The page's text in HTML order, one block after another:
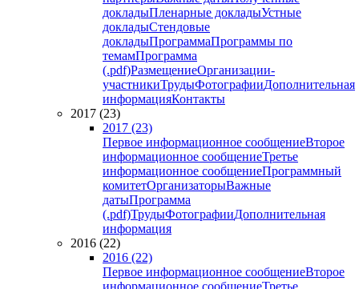
докладыПленарные докладыУстные
докладыСтендовые
докладыПрограммаПрограммы по
темамПрограмма
(.pdf)РазмещениеОрганизации-
участникиТрудыФотографииДополнительная
информацияКонтакты
2017 (23)
2017 (23)
Первое информационное сообщениеВторое
информационное сообщениеТретье
информационное сообщениеПрограммный
комитетОрганизаторыВажные
датыПрограмма
(.pdf)ТрудыФотографииДополнительная
информация
2016 (22)
2016 (22)
Первое информационное сообщениеВторое
информационное сообщениеТретье